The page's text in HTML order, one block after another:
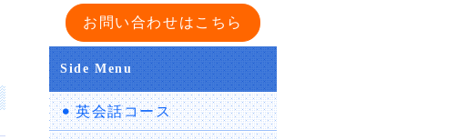
お問い合わせはこちら
Side Menu
英会話コース